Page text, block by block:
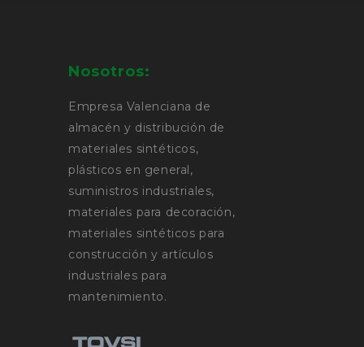
Nosotros:
Empresa Valenciana de
almacén y distribución de
materiales sintéticos,
plásticos en general,
suministros industriales,
materiales para decoración,
materiales sintéticos para
construcción y artículos
industriales para
mantenimiento.